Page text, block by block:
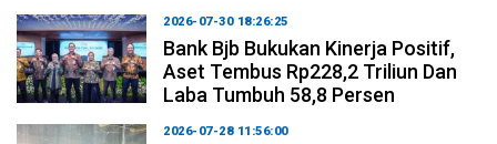
2026-07-30 18:26:25
Bank Bjb Bukukan Kinerja Positif,
Aset Tembus Rp228,2 Triliun Dan
Laba Tumbuh 58,8 Persen
2026-07-28 11:56:00